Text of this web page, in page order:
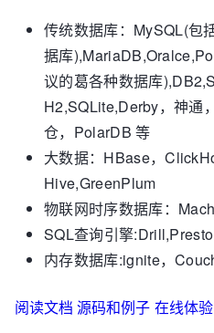
传统数据库：MySQL(包
据库
议的葛各种数据库
H2,SQLite,Derby，神通
仓，PolarDB 等
大数据：HBase，
Hive,GreenPlum
物联网时序数据库：
SQL查询引擎
内存数据库:ignite，
阅读文档 源码和例子 在线体验